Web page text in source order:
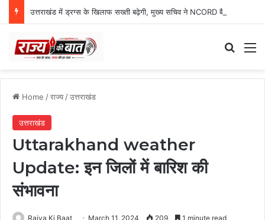
Home /राज्य/उत्तराखंड
उत्तराखंड
Uttarakhand weather
Update: इन जिलों में बारिश की
संभावना
Rajya Ki Baat March 11, 2024 209 1 minute read